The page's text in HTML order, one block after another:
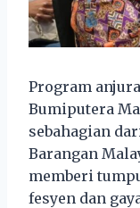
Program
Bumiputera
sebahagian
Barangan
memberi
fesyen dan